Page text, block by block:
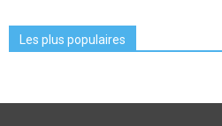
Les plus populaires